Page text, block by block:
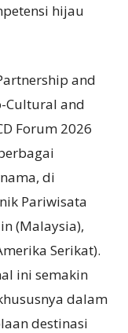
hijau
and
Cultural and
Forum 2026
di
Pariwisata
(Malaysia),
Serikat).
ini semakin
dalam
destinasi